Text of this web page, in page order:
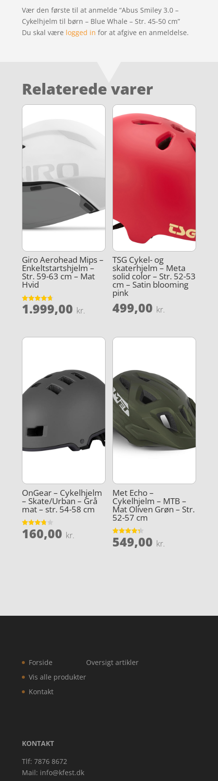
Vær den første til at anmelde “Abus Smiley 3.0 –
Cykelhjelm til børn – Blue Whale – Str. 45-50 cm”
Du skal være logged in for at afgive en anmeldelse.
Relaterede varer
Giro Aerohead Mips –
Enkeltstartshjelm –
Str. 59-63 cm – Mat
Hvid
Vurderet
4.7
1.999,00 kr.
TSG Cykel- og
skaterhjelm – Meta
solid color – Str. 52-53
cm – Satin blooming
pink
499,00 kr.
OnGear – Cykelhjelm
– Skate/Urban – Grå
mat – str. 54-58 cm
Vurderet
3.8
160,00 kr.
Met Echo –
Cykelhjelm – MTB –
Mat Oliven Grøn – Str.
52-57 cm
Vurderet
4.3
549,00 kr.
Forside
Vis alle produkter
Kontakt
Oversigt artikler
KONTAKT
Tlf: 7876 8672
Mail: info@kfest.dk